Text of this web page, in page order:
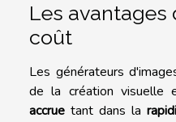
Les avantages
coût
Les générateurs
de la création visuelle
accrue tant dans la